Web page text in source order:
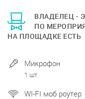
ВЛАДЕЛЕЦ -
ПО
НА ПЛОЩАДКЕ ЕСТЬ
Микрофон
1 шт.
WI-FI моб роутер